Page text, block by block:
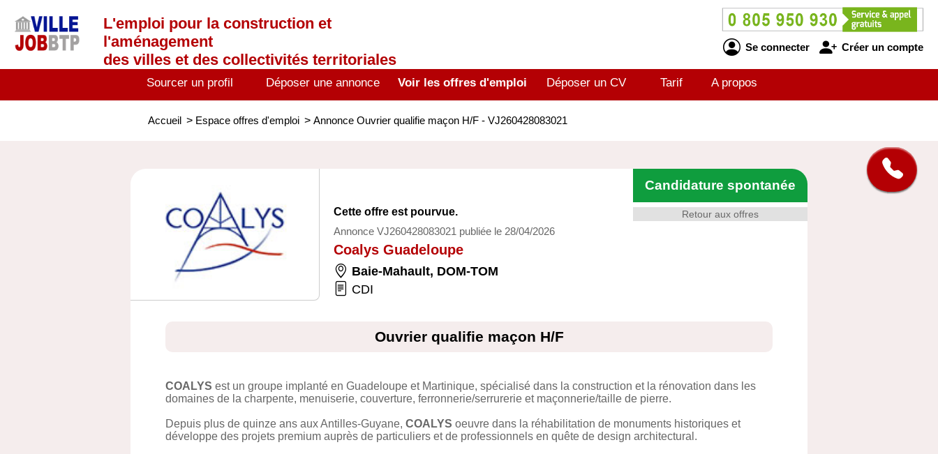
L'emploi pour la construction et
l'aménagement
des villes et des collectivités territoriales
Se connecter Créer un compte
Sourcer un profil Déposer une annonce Voir les offres d'emploi Déposer un CV Tarif A propos
Accueil > Espace offres d'emploi > Annonce Ouvrier qualifie maçon H/F - VJ260428083021
Retour aux offres
Candidature spontanée
Cette offre est pourvue.
Annonce VJ260428083021 publiée le 28/04/2026
Coalys Guadeloupe
Baie-Mahault, DOM-TOM
CDI
Ouvrier qualifie maçon H/F
COALYS est un groupe implanté en Guadeloupe et Martinique, spécialisé dans la construction et la rénovation dans les
domaines de la charpente, menuiserie, couverture, ferronnerie/serrurerie et maçonnerie/taille de pierre.
Depuis plus de quinze ans aux Antilles-Guyane, COALYS oeuvre dans la réhabilitation de monuments historiques et
développe des projets premium auprès de particuliers et de professionnels en quête de design architectural.